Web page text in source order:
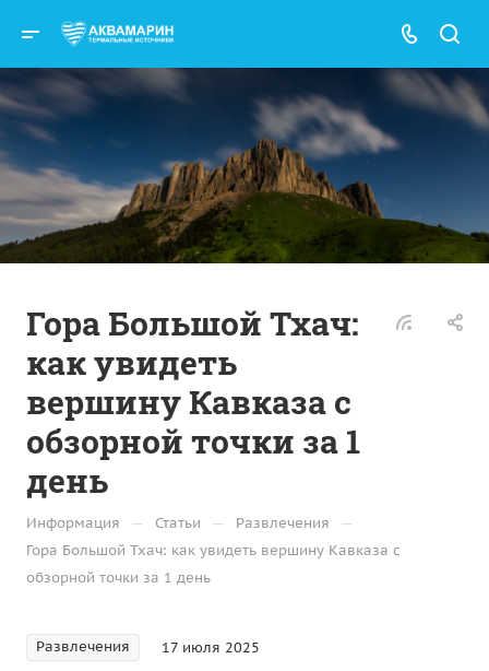
Гора Большой Тхач:
как увидеть
вершину Кавказа с
обзорной точки за 1
день
Информация — Статьи — Развлечения —
Гора Большой Тхач: как увидеть вершину Кавказа с
обзорной точки за 1 день
Развлечения 17 июля 2025